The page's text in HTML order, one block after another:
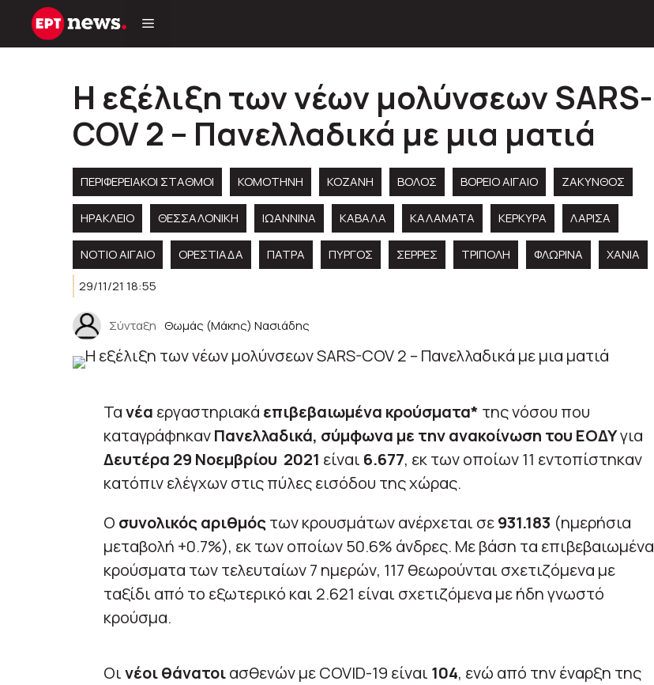
Μετάβαση
Η εξέλιξη των νέων μολύνσεων SARS-
COV 2 – Πανελλαδικά με μια ματιά
ΠΕΡΙΦΕΡΕΙΑΚΟΊ ΣΤΑΘΜΟΊ KOMOTHNH KOZANH ΒΟΛΟΣ ΒΟΡΕΙΟ ΑΙΓΑΙΟ ΖΑΚΥΝΘΟΣ
ΗΡΑΚΛΕΙΟ ΘΕΣΣΑΛΟΝΙΚΗ ΙΩΑΝΝΙΝΑ ΚΑΒΑΛΑ ΚΑΛΑΜΑΤΑ ΚΕΡΚΥΡΑ ΛΑΡΙΣΑ
ΝΟΤΙΟ ΑΙΓΑΙΟ ΟΡΕΣΤΙΑΔΑ ΠΑΤΡΑ ΠΥΡΓΟΣ ΣΕΡΡΕΣ ΤΡΙΠΟΛΗ ΦΛΩΡΙΝΑ
ΧΑΝΙΑ
29/11/21 18:55
Σύνταξη Θωμάς (Μάκης) Νασιάδης
Τανέα εργαστηριακά επιβεβαιωμένα κρούσματα* της νόσου που
καταγράφηκανΠανελλαδικά, σύμφωνα με την ανακοίνωση του ΕΟΔΥγια
Δευτέρα 29 Νοεμβρίου 2021 είναι 6.677, εκ των οποίων 11 εντοπίστηκαν
κατόπιν ελέγχων στις πύλες εισόδου της χώρας.
Ο συνολικός αριθμόςτων κρουσμάτων ανέρχεται σε931.183 (ημερήσια
μεταβολή +0.7%), εκ των οποίων 50.6% άνδρες. Με βάση τα επιβεβαιωμένα
κρούσματα των τελευταίων 7 ημερών, 117 θεωρούνται σχετιζόμενα με
ταξίδι από το εξωτερικό και 2.621 είναι σχετιζόμενα με ήδη γνωστό
κρούσμα.
Οινέοι θάνατοιασθενών με COVID-19 είναι 104, ενώ από την έναρξη της